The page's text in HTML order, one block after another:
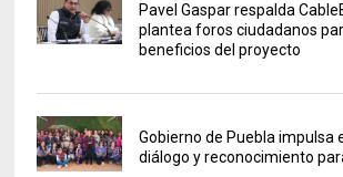
Pavel Gaspar respalda
plantea foros ciudadanos
beneficios del proyecto
Gobierno de Puebla impulsa
diálogo y reconocimiento